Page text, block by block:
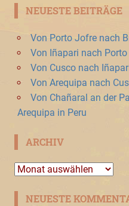
NEUESTE BEITRÄGE
Von Porto Jofre nach
Von Iñapari nach
Von Cusco nach
Von Arequipa nach
Von Chañaral an der
Arequipa in Peru
ARCHIV
Archiv
NEUESTE